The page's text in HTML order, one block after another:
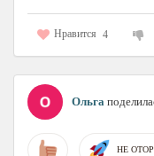
Нравится 4
Ольга
НЕ